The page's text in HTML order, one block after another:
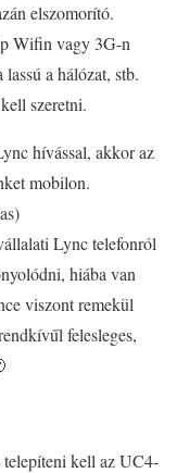
elszomorító.
Wifin vagy 3G-n
a hálózat, stb.
szeretni.
hívással, akkor az
mobilon.
Lync telefonról
hiába van
viszont remekül
felesleges,
kell az UC4-